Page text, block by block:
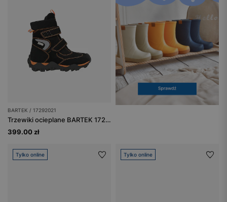
BARTEK / 17292021
Trzewiki ocieplane BARTEK 17292021, czarno-pomarańczowe
399.00 zł
Tylko online Tylko online